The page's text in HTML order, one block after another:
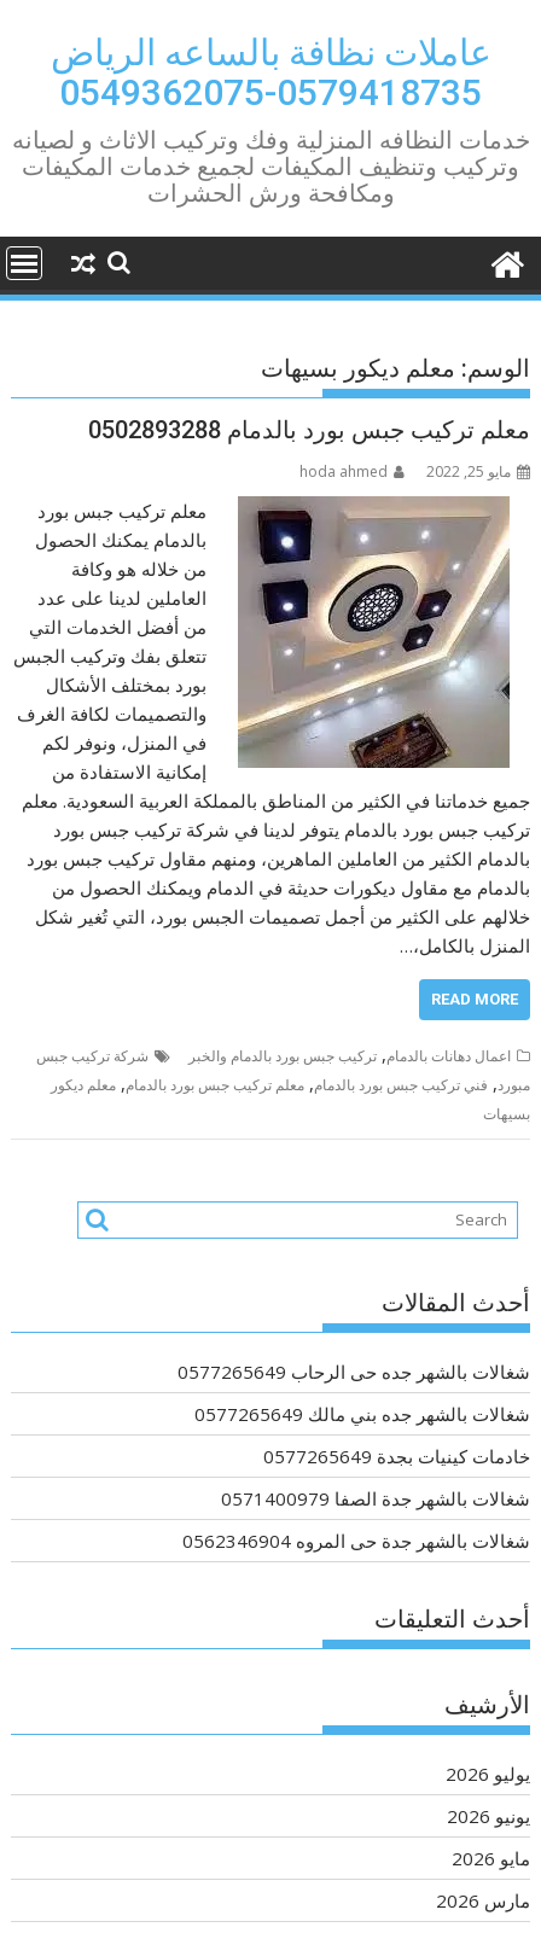
contentعاملات نظافة بالساعه الرياض
0579418735-0549362075
خدمات النظافه المنزلية وفك وتركيب الاثاث و لصيانه
وتركيب وتنظيف المكيفات لجميع خدمات المكيفات
ومكافحة ورش الحشرات
الوسم: معلم ديكور بسيهات
معلم تركيب جبس بورد بالدمام 0502893288
مايو 25, 2022 hoda ahmed
معلم تركيب جبس بورد
بالدمام يمكنك الحصول
من خلاله هو وكافة
العاملين لدينا على عدد
من أفضل الخدمات التي
تتعلق بفك وتركيب الجبس
بورد بمختلف الأشكال
والتصميمات لكافة الغرف
في المنزل، ونوفر لكم
إمكانية الاستفادة من
جميع خدماتنا في الكثير من المناطق بالمملكة العربية السعودية. معلم
تركيب جبس بورد بالدمام يتوفر لدينا في شركة تركيب جبس بورد
بالدمام الكثير من العاملين الماهرين، ومنهم مقاول تركيب جبس بورد
بالدمام مع مقاول ديكورات حديثة في الدمام ويمكنك الحصول من
خلالهم على الكثير من أجمل تصميمات الجبس بورد، التي تُغير شكل
المنزل بالكامل،…
READ MORE
اعمال دهانات بالدمام,تركيب جبس بورد بالدمام والخبر
شركة تركيب جبس
مبورد, فني تركيب جبس بورد بالدمام,معلم تركيب جبس بورد بالدمام,معلم ديكور
بسيهات
أحدث المقالات
شغالات بالشهر جده حى الرحاب 0577265649
شغالات بالشهر جده بني مالك 0577265649
خادمات كينيات بجدة 0577265649
شغالات بالشهر جدة الصفا 0571400979
شغالات بالشهر جدة حى المروه 0562346904
أحدث التعليقات
الأرشيف
يوليو 2026
يونيو 2026
مايو 2026
مارس 2026